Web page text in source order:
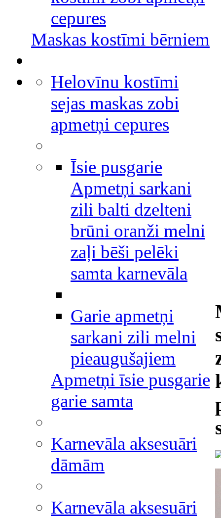
cepures
Maskas kostīmi bērniem
Helovīnu kostīmi
sejas maskas zobi
apmetņi cepures
Īsie pusgarie
Apmetņi sarkani
zili balti dzelteni
brūni oranži melni
zaļi bēši pelēki
samta karnevāla
Garie apmetņi
sarkani zili melni
pieaugušajiem
Apmetņi īsie pusgarie
garie samta
Karnevāla aksesuāri
dāmām
Karnevāla aksesuāri